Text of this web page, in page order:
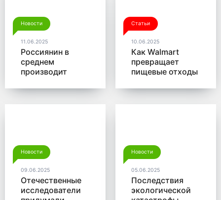
Новости
11.06.2025
Россиянин в
среднем
производит
мусора в год
Статьи
10.06.2025
Как Walmart
превращает
пищевые отходы
Новости
09.06.2025
Отечественные
исследователи
Новости
05.06.2025
Последствия
экологической